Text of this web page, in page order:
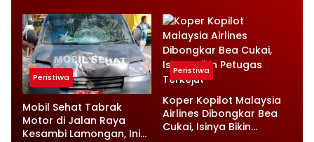
Sorotan
Rumah
Peristiwa
Mobil Sehat Tabrak
Motor di Jalan Raya
Kesambi Lamongan, Ini
Peristiwa
Koper Kopilot Malaysia
Airlines Dibongkar Bea
Cukai, Isinya Bikin